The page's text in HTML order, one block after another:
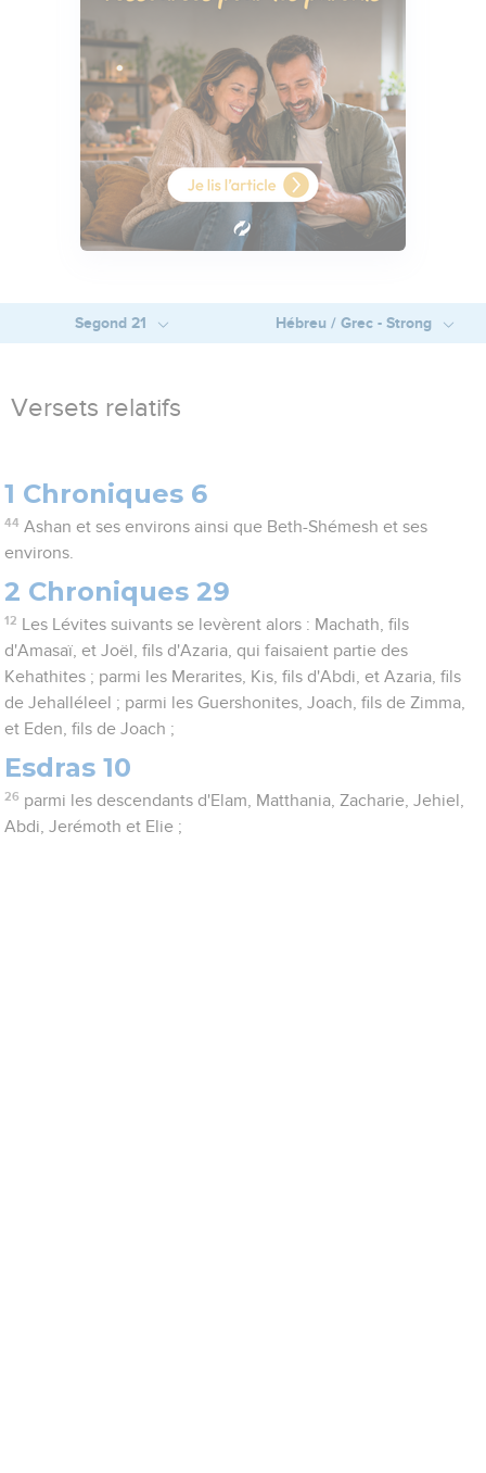
Segond 21 Hébreu / Grec - Strong
Versets relatifs
1 Chroniques 6
44 Ashan et ses environs ainsi que Beth-Shémesh et ses
environs.
2 Chroniques 29
12
Les Lévites suivants se levèrent alors : Machath, fils
d'Amasaï, et Joël, fils d'Azaria, qui faisaient partie des
Kehathites ; parmi les Merarites, Kis, fils d'Abdi, et Azaria, fils
de Jehalléleel ; parmi les Guershonites, Joach, fils de Zimma,
et Eden, fils de Joach ;
Esdras 10
26 parmi les descendants d'Elam, Matthania, Zacharie, Jehiel,
Abdi, Jerémoth et Elie ;